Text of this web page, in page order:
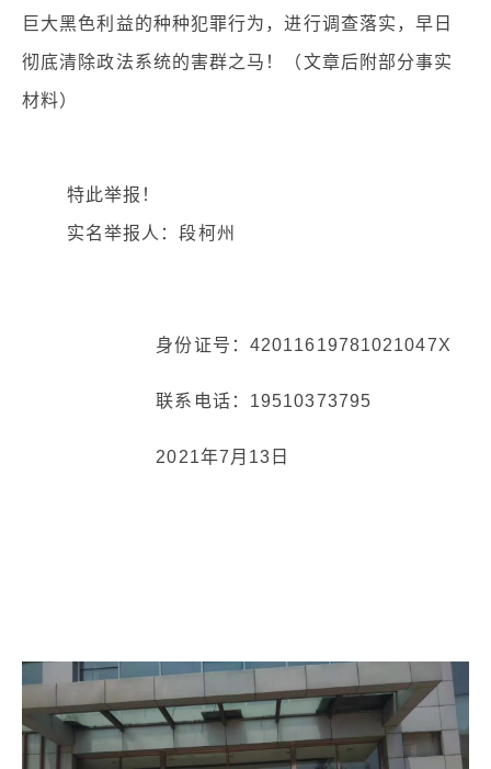
巨大黑色利益的种种犯罪行为，进行调查落实，早日
彻底清除政法系统的害群之马！（文章后附部分事实
材料）
特此举报！
实名举报人：段柯州
身份证号：42011619781021047X
联系电话：19510373795
2021年7月13日